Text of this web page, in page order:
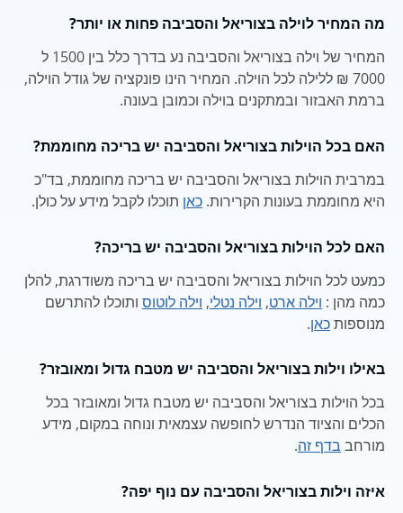
מה המחיר לוילה בצוריאל והסביבה פחות או יותר?
המחיר של וילה בצוריאל והסביבה נע בדרך כלל בין 1500 ל
7000 ₪ ללילה לכל הוילה. המחיר הינו פונקציה של גודל הוילה,
ברמת האבזור ובמתקנים בוילה וכמובן בעונה.
האם בכל הוילות בצוריאל והסביבה יש בריכה מחוממת?
במרבית הוילות בצוריאל והסביבה יש בריכה מחוממת, בד"כ
היא מחוממת בעונות הקרירות. כאן תוכלו לקבל מידע על כולן.
האם לכל הוילות בצוריאל והסביבה יש בריכה?
כמעט לכל הוילות בצוריאל והסביבה יש בריכה משודרגת, להלן
כמה מהן : וילה ארט, וילה נטלי, וילה לוטוס ותוכלו להתרשם
מנוספותכאן.
באילו וילות בצוריאל והסביבה יש מטבח גדול ומאובזר?
בכל הוילות בצוריאל והסביבה יש מטבח גדול ומאובזר בכל
הכלים והציוד הנדרש לחופשה עצמאית ונוחה במקום, מידע
מורחב בדף זה.
איזה וילות בצוריאל והסביבה עם נוף יפה?